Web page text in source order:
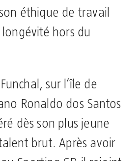
éthique de travail
hors du
sur l’île de
Ronaldo dos Santos
dès son plus jeune
brut. Après avoir